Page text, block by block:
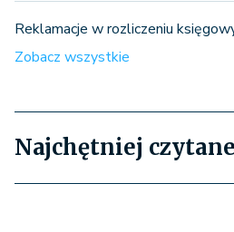
Reklamacje w rozliczeniu
Zobacz wszystkie
Najchętniej czytane